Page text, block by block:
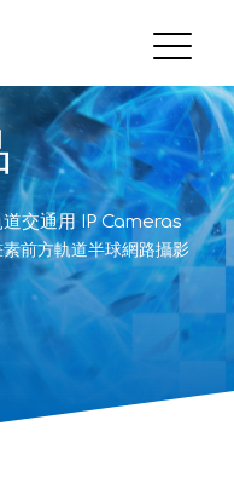
道交通用 IP Cameras
前方軌道半球網路攝影